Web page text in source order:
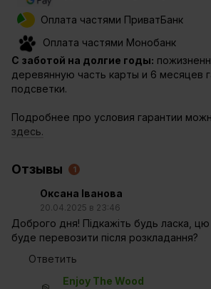
Оплата частями ПриватБанк
Оплата частями Монобанк
С заботой на долгие годы:
деревянную часть карты и 6 месяцев
подсветки.
Подробнее про условия гарантии
здесь.
Отзывы 1
Оксана Іванова
20.04.2025 в 23:46
Доброго дня! Підкажіть будь ласка,
буде перевозити після розкладання?
Ответить
Enjoy The Wood